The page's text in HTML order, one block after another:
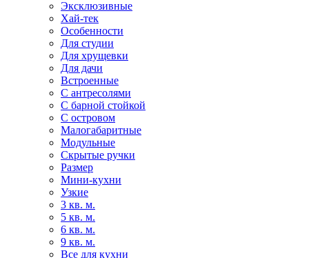
Эксклюзивные
Хай-тек
Особенности
Для студии
Для хрущевки
Для дачи
Встроенные
С антресолями
С барной стойкой
С островом
Малогабаритные
Модульные
Скрытые ручки
Размер
Мини-кухни
Узкие
3 кв. м.
5 кв. м.
6 кв. м.
9 кв. м.
Все для кухни